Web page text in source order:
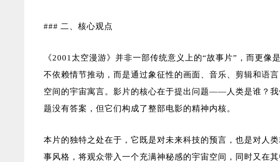
### 二、核心观点
《2001太空漫游》并非一部传统意义上的“故事片”，而更像
不依赖情节推动，而是通过象征性的画面、音乐、剪辑和语
空间的宇宙寓言。影片的核心在于提出问题——人类是谁？
题没有答案，但它们构成了整部电影的精神内核。
本片的独特之处在于，它既是对未来科技的预言，也是对人
事风格，将观众带入一个充满神秘感的宇宙空间，同时又在